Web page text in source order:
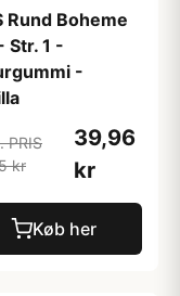
Rund Boheme
Str. 1 -
-
PRIS
kr
39,96
kr
Køb her